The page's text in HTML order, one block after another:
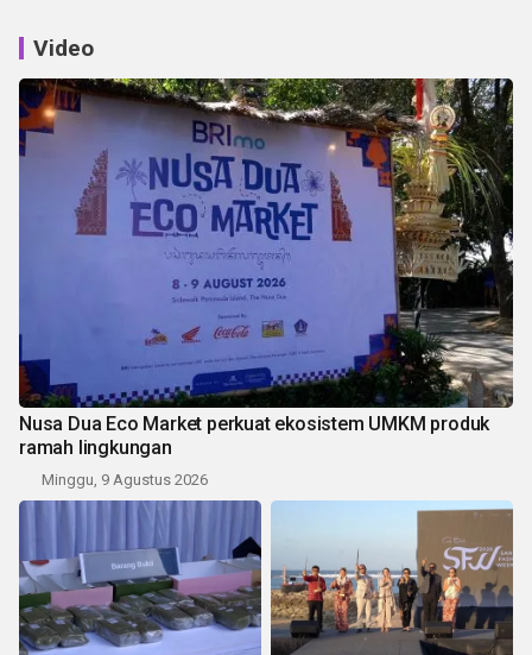
Video
Nusa Dua Eco Market perkuat ekosistem UMKM produk
ramah lingkungan
Minggu, 9 Agustus 2026